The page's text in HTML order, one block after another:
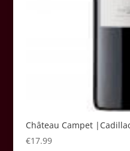
Château Campet
€17.99